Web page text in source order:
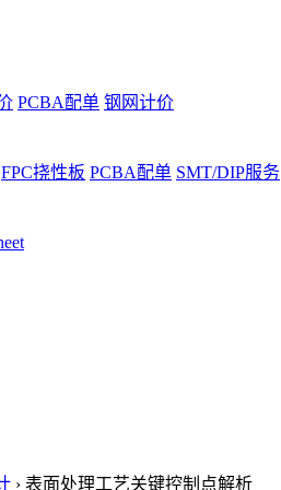
PCBA配单 钢网计价
FPC挠性板 PCBA配单 SMT/DIP服务
› 表面处理工艺关键控制点解析